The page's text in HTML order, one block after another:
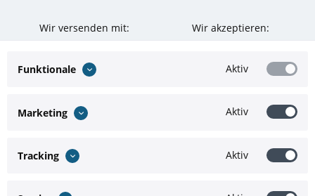
Wir versenden mit: Wir akzeptieren:
Funktionale Aktiv
Marketing Aktiv
Tracking Aktiv